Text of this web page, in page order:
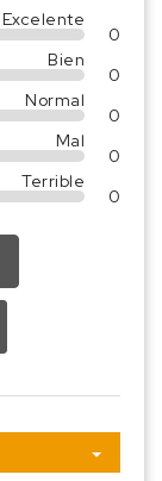
Excelente
0
Bien
0
Normal
0
Mal
0
Terrible
0